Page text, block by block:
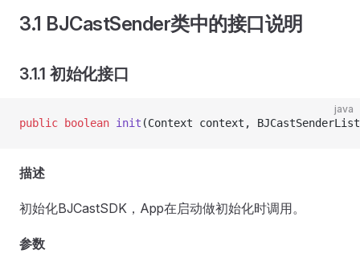
3.1 BJCastSender类中的接口说明
3.1.1 初始化接口
java
public boolean init (Context context,
描述
初始化BJCastSDK，App在启动做初始化时调用。
参数